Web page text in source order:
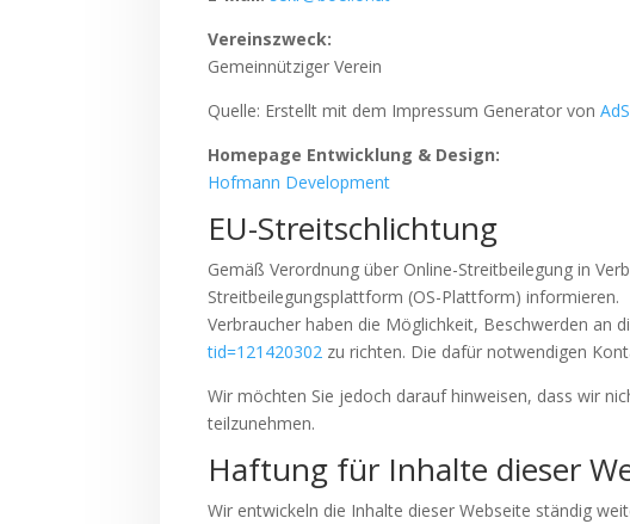
Vereinszweck:
Gemeinnütziger Verein
Quelle: Erstellt mit dem Impressum Generator von
Homepage Entwicklung & Design:
Hofmann Development
EU-Streitschlichtung
Gemäß Verordnung über Online-Streitbeilegung in
Streitbeilegungsplattform (OS-Plattform) informieren.
Verbraucher haben die Möglichkeit, Beschwerden
tid=121420302 zu richten. Die dafür notwendigen
Wir möchten Sie jedoch darauf hinweisen, dass wir
teilzunehmen.
Haftung für Inhalte dieser
Wir entwickeln die Inhalte dieser Webseite ständig